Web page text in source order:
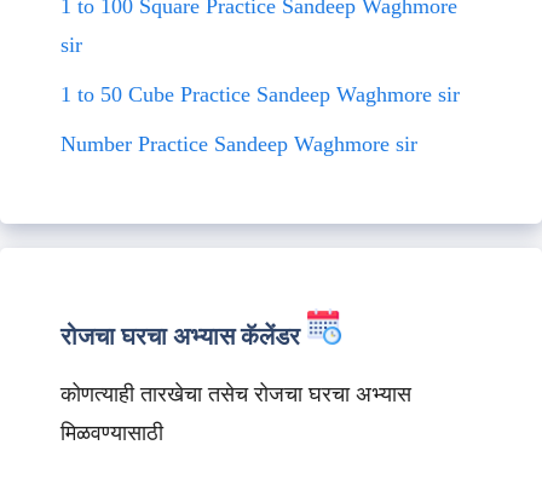
1 to 100 Square Practice Sandeep Waghmore
sir
1 to 50 Cube Practice Sandeep Waghmore sir
Number Practice Sandeep Waghmore sir
रोजचा घरचा अभ्यास कॅलेंडर
कोणत्याही तारखेचा तसेच रोजचा घरचा अभ्यास
मिळवण्यासाठी